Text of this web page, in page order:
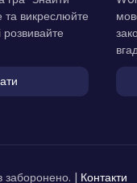
та викреслюйте
розвивайте
заборонено. | Контакти